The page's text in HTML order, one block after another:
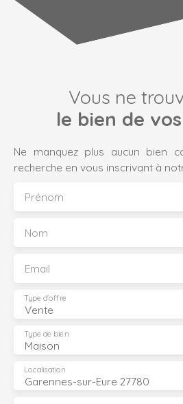
Vous ne
le bien de
Ne manquez plus aucun bien
recherche en vous inscrivant à
Prénom
Nom
Email
Vente
Type d'offre
Maison
Type de bien
Garennes-sur-Eure 27780
Localisation